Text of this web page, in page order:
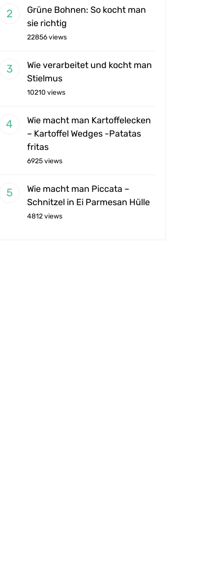
Grüne Bohnen: So kocht man
sie richtig
22856 views
Wie verarbeitet und kocht man
Stielmus
10210 views
Wie macht man Kartoffelecken
– Kartoffel Wedges -Patatas
fritas
6925 views
Wie macht man Piccata –
Schnitzel in Ei Parmesan Hülle
4812 views